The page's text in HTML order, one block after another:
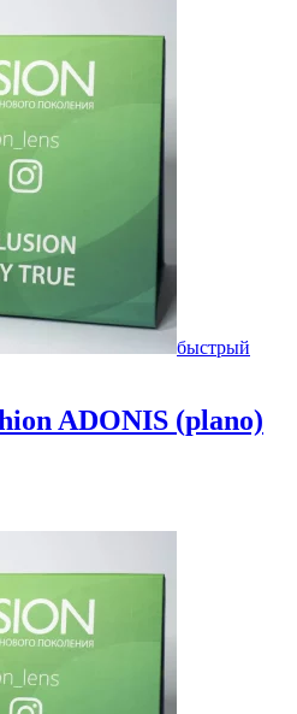
быстрый
ADONIS (plano)